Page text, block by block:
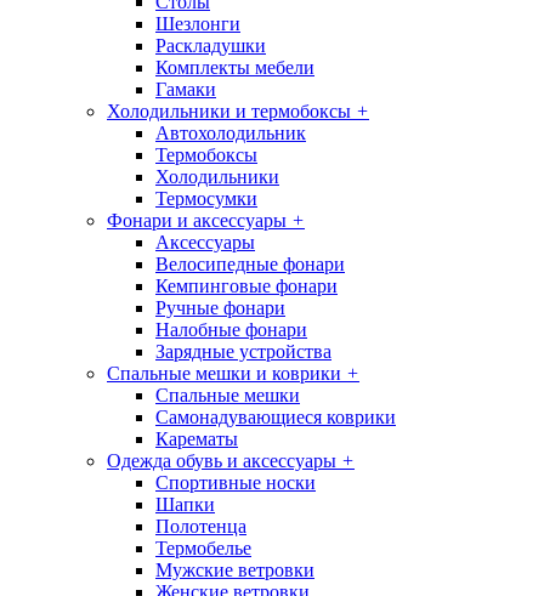
Шезлонги
Раскладушки
Комплекты мебели
Гамаки
Холодильники и термобоксы +
Автохолодильник
Термобоксы
Холодильники
Термосумки
Фонари и аксессуары +
Аксессуары
Велосипедные фонари
Кемпинговые фонари
Ручные фонари
Налобные фонари
Зарядные устройства
Спальные мешки и коврики +
Спальные мешки
Самонадувающиеся коврики
Карематы
Одежда обувь и аксессуары +
Спортивные носки
Шапки
Полотенца
Термобелье
Мужские ветровки
Женские ветровки